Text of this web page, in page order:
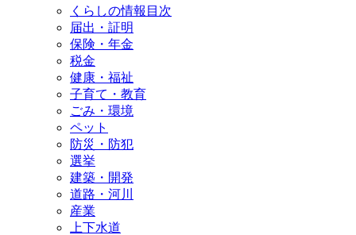
くらしの情報目次
届出・証明
保険・年金
税金
健康・福祉
子育て・教育
ごみ・環境
ペット
防災・防犯
選挙
建築・開発
道路・河川
産業
上下水道